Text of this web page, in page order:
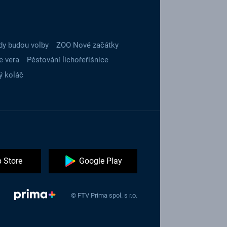
budou volby
ZOO Nové začátky
vera
Pěstování lichořeřišnice
koláč
Store Google Play
© FTV Prima spol. s r.o.